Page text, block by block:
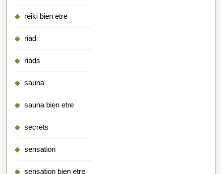
reiki bien etre
riad
riads
sauna
sauna bien etre
secrets
sensation
sensation bien etre